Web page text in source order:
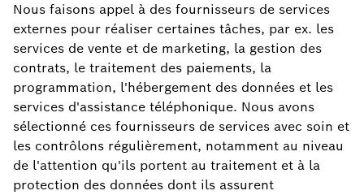
Nous faisons appel à des fournisseurs de services
externes pour réaliser certaines tâches, par ex. les
services de vente et de marketing, la gestion des
contrats, le traitement des paiements, la
programmation, l'hébergement des données et les
services d'assistance téléphonique. Nous avons
sélectionné ces fournisseurs de services avec soin et
les contrôlons régulièrement, notamment au niveau
de l'attention qu'ils portent au traitement et à la
protection des données dont ils assurent